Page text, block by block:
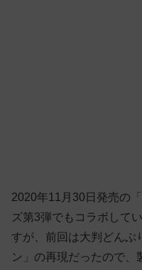
2020年11月30日発売の
ズ第3弾でもコラボして
すが、前回は大判どんぶ
ン」の再現だったので、